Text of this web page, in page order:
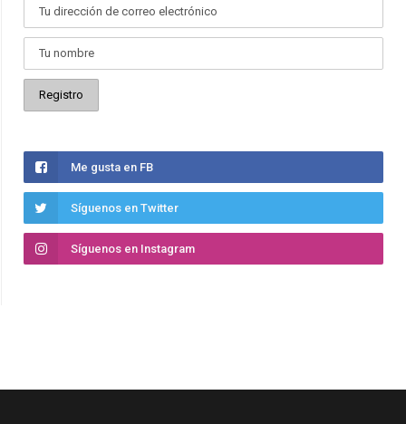
Me gusta en FB
Síguenos en Twitter
Síguenos en Instagram